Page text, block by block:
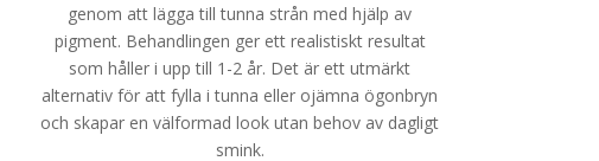
genom att lägga till tunna strån med hjälp av
pigment. Behandlingen ger ett realistiskt resultat
som håller i upp till 1-2 år. Det är ett utmärkt
alternativ för att fylla i tunna eller ojämna ögonbryn
och skapar en välformad look utan behov av dagligt
smink.